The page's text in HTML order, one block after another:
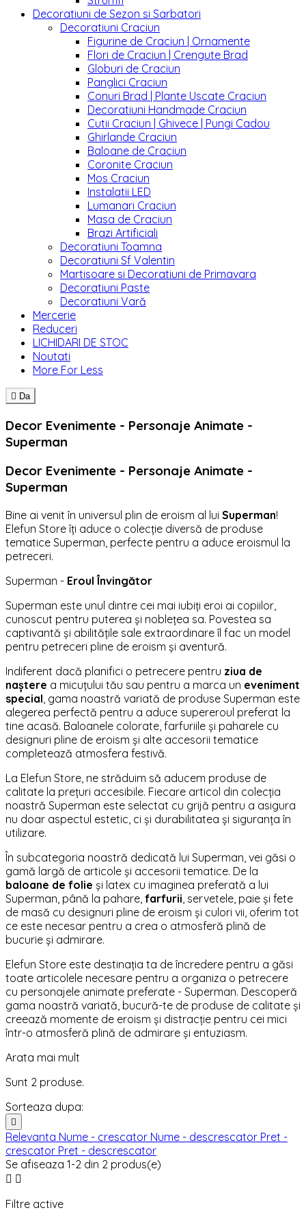
Decoratiuni de Sezon si Sarbatori
Decoratiuni Craciun
Figurine de Craciun | Ornamente
Flori de Craciun | Crengute Brad
Globuri de Craciun
Panglici Craciun
Conuri Brad | Plante Uscate Craciun
Decoratiuni Handmade Craciun
Cutii Craciun | Ghivece | Pungi Cadou
Ghirlande Craciun
Baloane de Craciun
Coronite Craciun
Mos Craciun
Instalatii LED
Lumanari Craciun
Masa de Craciun
Brazi Artificiali
Decoratiuni Toamna
Decoratiuni Sf Valentin
Martisoare si Decoratiuni de Primavara
Decoratiuni Paste
Decoratiuni Vară
Mercerie
Reduceri
LICHIDARI DE STOC
Noutati
More For Less
 Da
Decor Evenimente - Personaje Animate -
Superman
Decor Evenimente - Personaje Animate -
Superman
Bine ai venit în universul plin de eroism al lui Superman!
Elefun Store îți aduce o colecție diversă de produse
tematice Superman, perfecte pentru a aduce eroismul la
petreceri.
Superman - Eroul Învingător
Superman este unul dintre cei mai iubiți eroi ai copiilor,
cunoscut pentru puterea și noblețea sa. Povestea sa
captivantă și abilitățile sale extraordinare îl fac un model
pentru petreceri pline de eroism și aventură.
Indiferent dacă planifici o petrecere pentru ziua de
naștere a micuțului tău sau pentru a marca un eveniment
special, gama noastră variată de produse Superman este
alegerea perfectă pentru a aduce supereroul preferat la
tine acasă. Baloanele colorate, farfuriile și paharele cu
designuri pline de eroism și alte accesorii tematice
completează atmosfera festivă.
La Elefun Store, ne străduim să aducem produse de
calitate la prețuri accesibile. Fiecare articol din colecția
noastră Superman este selectat cu grijă pentru a asigura
nu doar aspectul estetic, ci și durabilitatea și siguranța în
utilizare.
În subcategoria noastră dedicată lui Superman, vei găsi o
gamă largă de articole și accesorii tematice. De la
baloane de folie și latex cu imaginea preferată a lui
Superman, până la pahare, farfurii, servetele, paie și fete
de masă cu designuri pline de eroism și culori vii, oferim tot
ce este necesar pentru a crea o atmosferă plină de
bucurie și admirare.
Elefun Store este destinația ta de încredere pentru a găsi
toate articolele necesare pentru a organiza o petrecere
cu personajele animate preferate - Superman. Descoperă
gama noastră variată, bucură-te de produse de calitate și
creează momente de eroism și distracție pentru cei mici
într-o atmosferă plină de admirare și entuziasm.
Arata mai mult
Sunt 2 produse.
Sorteaza dupa:

Relevanta Nume - crescator Nume - descrescator Pret -
crescator Pret - descrescator
Se afiseaza 1-2 din 2 produs(e)
 
Filtre active